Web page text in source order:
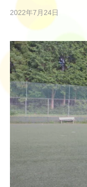
2022年7月24日
e
s
i
l
i
e
n